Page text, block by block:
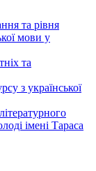
та рівня
мови у
та
з української
імені Тараса